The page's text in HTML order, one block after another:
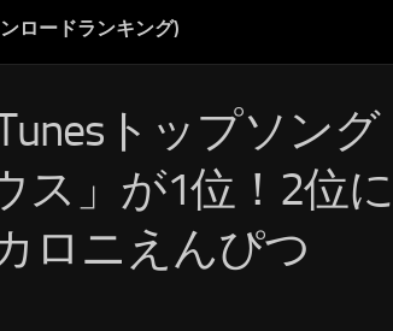
ロードランキング)
トップソング
ス」が1位！2位
ロニえんぴつ